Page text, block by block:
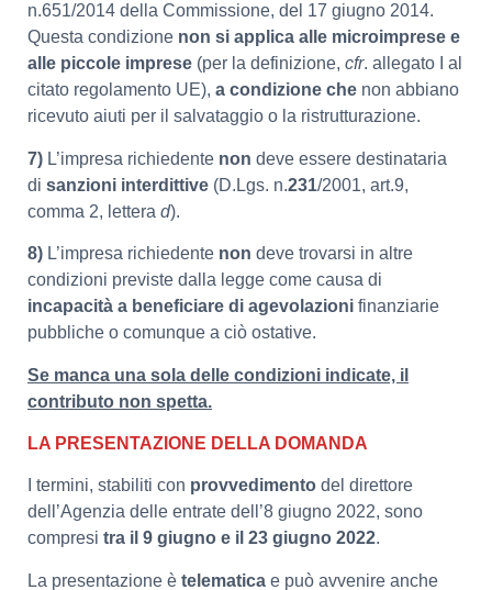
n.651/2014 della Commissione, del 17 giugno 2014.
Questa condizione non si applica alle microimprese e
alle piccole imprese (per la definizione, cfr. allegato I al
citato regolamento UE), a condizione che non abbiano
ricevuto aiuti per il salvataggio o la ristrutturazione.
7) L’impresa richiedente non deve essere destinataria
di sanzioni interdittive (D.Lgs. n.231/2001, art.9,
comma 2, lettera d).
8) L’impresa richiedente non deve trovarsi in altre
condizioni previste dalla legge come causa di
incapacità a beneficiare di agevolazioni finanziarie
pubbliche o comunque a ciò ostative.
Se manca una sola delle condizioni indicate, il
contributo non spetta.
LA PRESENTAZIONE DELLA DOMANDA
I termini, stabiliti con provvedimento del direttore
dell’Agenzia delle entrate dell’8 giugno 2022, sono
compresi tra il 9 giugno e il 23 giugno 2022.
La presentazione è telematica e può avvenire anche